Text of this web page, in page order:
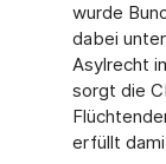
wurde
dabei
Asylrecht
sorgt die
erfüllt